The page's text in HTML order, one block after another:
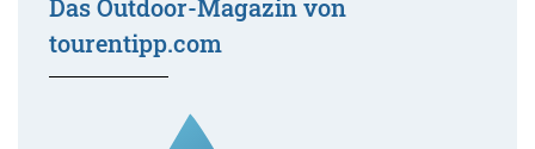
Das Outdoor-Magazin von
tourentipp.com